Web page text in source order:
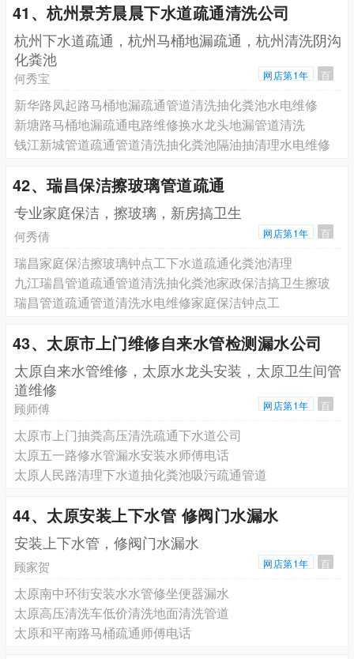
41、杭州景芳晨晨下水道疏通清洗公司
杭州下水道疏通，杭州马桶地漏疏通，杭州清洗阴沟
化粪池
何秀宝 网店第1年 百
新华路凤起路马桶地漏疏通管道清洗抽化粪池水电维修
新塘路马桶地漏疏通电路维修换水龙头地漏管道清洗
钱江新城管道疏通管道清洗抽化粪池隔油抽清理水电维修
42、瑞昌保洁擦玻璃管道疏通
专业家庭保洁，擦玻璃，新房搞卫生
何秀倩 网店第1年 百
瑞昌家庭保洁擦玻璃钟点工下水道疏通化粪池清理
九江瑞昌管道疏通管道清洗抽化粪池家政保洁搞卫生擦玻
瑞昌管道疏通管道清洗水电维修家庭保洁钟点工
43、太原市上门维修自来水管检测漏水公司
太原自来水管维修，太原水龙头安装，太原卫生间管
道维修
顾师傅 网店第1年 百
太原市上门抽粪高压清洗疏通下水道公司
太原五一路修水管漏水安装水师傅电话
太原人民路清理下水道抽化粪池吸污疏通管道
44、太原安装上下水管 修阀门水漏水
安装上下水管，修阀门水漏水
顾家贺 网店第1年 百
太原南中环街安装水水管修坐便器漏水
太原高压清洗车低价清洗地面清洗管道
太原和平南路马桶疏通师傅电话